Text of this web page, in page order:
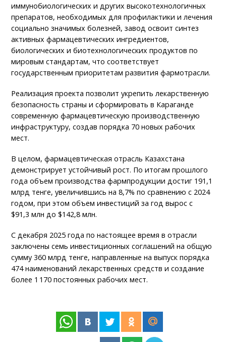
иммунобиологических и других высокотехнологичных
препаратов, необходимых для профилактики и лечения
социально значимых болезней, завод освоит синтез
активных фармацевтических ингредиентов,
биологических и биотехнологических продуктов по
мировым стандартам, что соответствует
государственным приоритетам развития фармотрасли.
Реализация проекта позволит укрепить лекарственную
безопасность страны и сформировать в Караганде
современную фармацевтическую производственную
инфраструктуру, создав порядка 70 новых рабочих
мест.
В целом, фармацевтическая отрасль Казахстана
демонстрирует устойчивый рост. По итогам прошлого
года объем производства фармпродукции достиг 191,1
млрд тенге, увеличившись на 8,7% по сравнению с 2024
годом, при этом объем инвестиций за год вырос с
$91,3 млн до $142,8 млн.
С декабря 2025 года по настоящее время в отрасли
заключены семь инвестиционных соглашений на общую
сумму 360 млрд тенге, направленные на выпуск порядка
474 наименований лекарственных средств и создание
более 1 170 постоянных рабочих мест.